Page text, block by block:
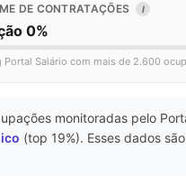
DE CONTRATAÇÕES I
0%
Portal Salário com mais de 2.600
monitoradas pelo
(top 19%). Esses dados